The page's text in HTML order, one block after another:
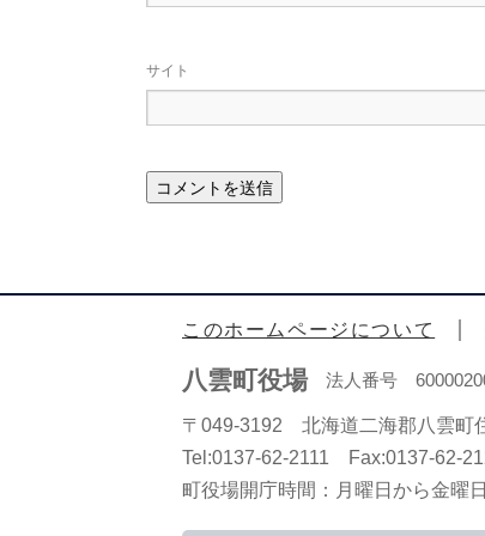
サイト
このホームページについて
八雲町役場法人番号
〒049-3192 北海道二海郡八雲町
Tel:0137-62-2111 Fax:0137-62-
町役場開庁時間：月曜日から金